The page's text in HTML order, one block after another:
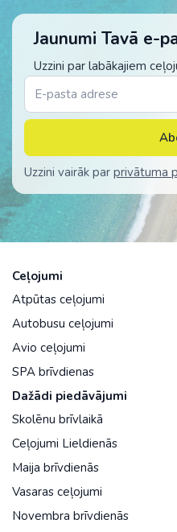
Jaunumi Tavā e-
Uzzini par labākajiem
Uzzini vairāk par privātuma
Ceļojumi
Atpūtas ceļojumi
Autobusu ceļojumi
Avio ceļojumi
SPA brīvdienas
Dažādi piedāvājumi
Skolēnu brīvlaikā
Ceļojumi Lieldienās
Maija brīvdienās
Vasaras ceļojumi
Novembra brīvdienās